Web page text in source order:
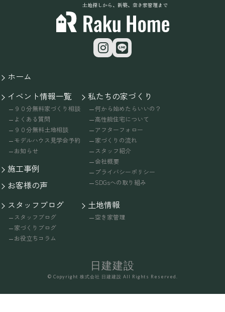
土地探しから、新築、空き家管理まで
ホーム
イベント情報一覧
９０分無料家づくり相談
よくある質問
９０分無料土地相談
モデルハウス見学会予約
お知らせ
施工事例
お客様の声
私たちの家づくり
何から始めたらいいの？
高性能住宅について
アフターフォロー
家づくりの流れ
スタッフ紹介
会社概要
プライバシーポリシー
SDGsへの取り組み
スタッフブログ
スタッフブログ
家づくりブログ
お役立ちコラム
土地情報
空き家管理
日建建設
© Copyright 株式会社 日建建設 All Rights Reserved.